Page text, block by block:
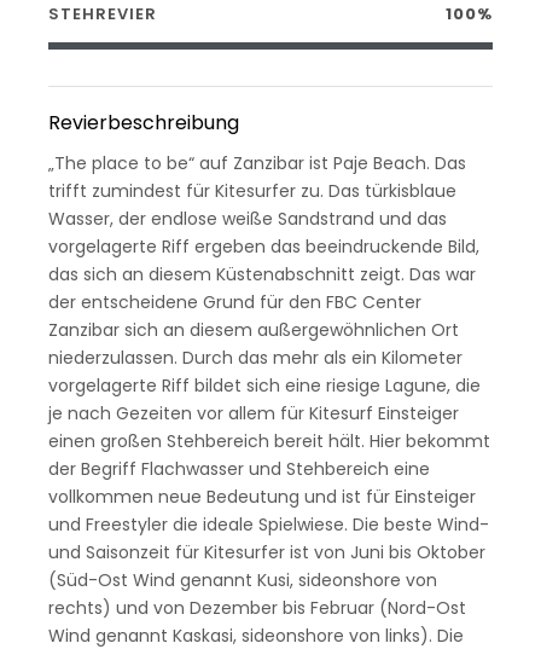
STEHREVIER 100%
Revierbeschreibung
„The place to be“ auf Zanzibar ist Paje Beach. Das
trifft zumindest für Kitesurfer zu. Das türkisblaue
Wasser, der endlose weiße Sandstrand und das
vorgelagerte Riff ergeben das beeindruckende Bild,
das sich an diesem Küstenabschnitt zeigt. Das war
der entscheidene Grund für den FBC Center
Zanzibar sich an diesem außergewöhnlichen Ort
niederzulassen. Durch das mehr als ein Kilometer
vorgelagerte Riff bildet sich eine riesige Lagune, die
je nach Gezeiten vor allem für Kitesurf Einsteiger
einen großen Stehbereich bereit hält. Hier bekommt
der Begriff Flachwasser und Stehbereich eine
vollkommen neue Bedeutung und ist für Einsteiger
und Freestyler die ideale Spielwiese. Die beste Wind-
und Saisonzeit für Kitesurfer ist von Juni bis Oktober
(Süd-Ost Wind genannt Kusi, sideonshore von
rechts) und von Dezember bis Februar (Nord-Ost
Wind genannt Kaskasi, sideonshore von links). Die